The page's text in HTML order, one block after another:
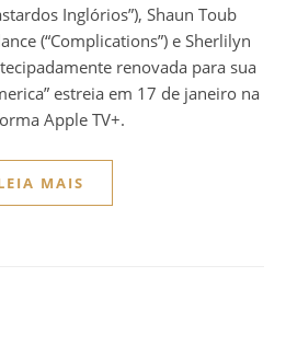
Inglórios”), Shaun Toub
(“Complications”) e Sherlilyn
renovada para sua
estreia em 17 de janeiro na
Apple TV+.
MAIS